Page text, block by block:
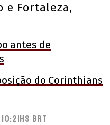
e Fortaleza,
antes de
do Corinthians
BRT